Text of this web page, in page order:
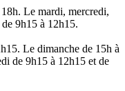
Le mardi, mercredi,
9h15 à 12h15.
Le dimanche de 15h à
de 9h15 à 12h15 et de